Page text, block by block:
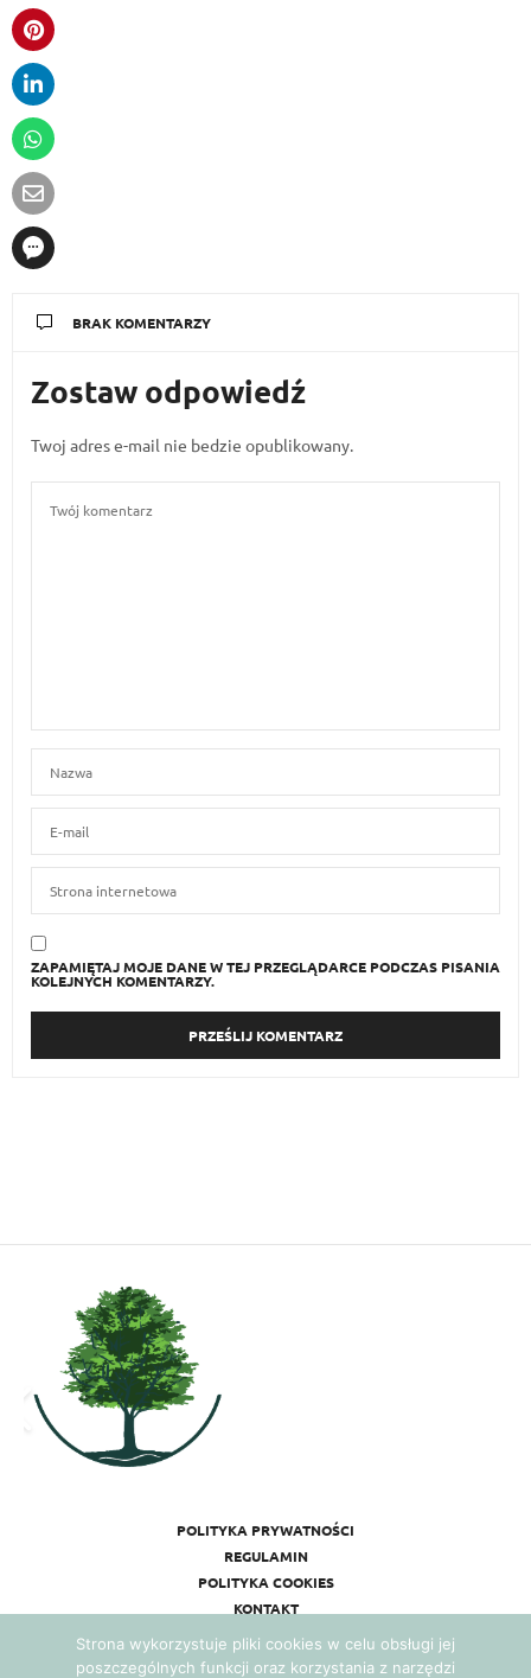
BRAK KOMENTARZY
Zostaw odpowiedź
Twoj adres e-mail nie bedzie opublikowany.
ZAPAMIĘTAJ MOJE DANE W TEJ PRZEGLĄDARCE PODCZAS PISANIA
KOLEJNYCH KOMENTARZY.
POLITYKA PRYWATNOŚCI
REGULAMIN
POLITYKA COOKIES
KONTAKT
Strona wykorzystuje pliki cookies w celu obsługi jej
poszczególnych funkcji oraz korzystania z narzędzi